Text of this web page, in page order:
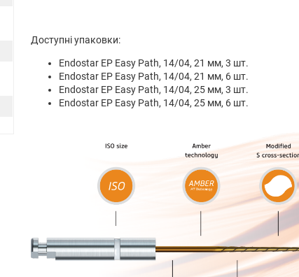
Доступні упаковки:
Endostar EP Easy Path, 14/04, 21 мм, 3 шт.
Endostar EP Easy Path, 14/04, 21 мм, 6 шт.
Endostar EP Easy Path, 14/04, 25 мм, 3 шт.
Endostar EP Easy Path, 14/04, 25 мм, 6 шт.